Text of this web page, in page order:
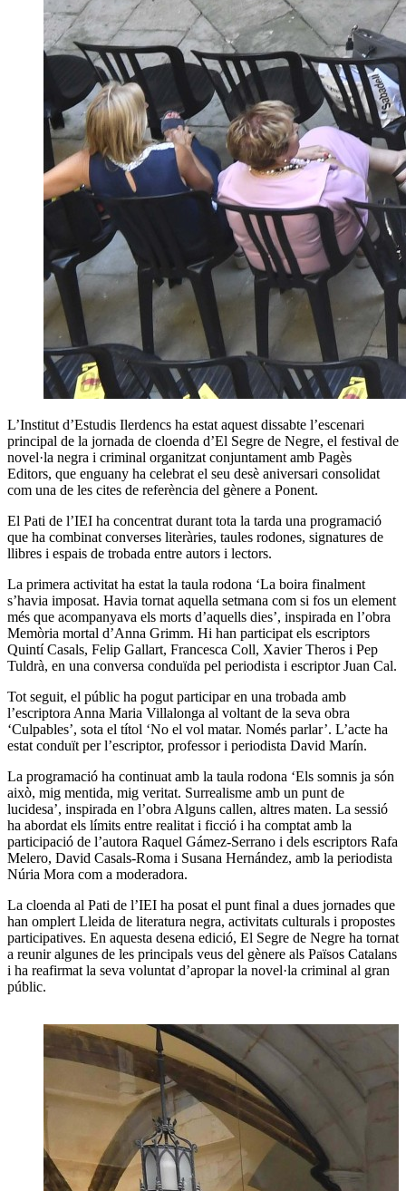
L’Institut d’Estudis Ilerdencs ha estat aquest dissabte l’escenari
principal de la jornada de cloenda d’El Segre de Negre, el festival de
novel·la negra i criminal organitzat conjuntament amb Pagès
Editors, que enguany ha celebrat el seu desè aniversari consolidat
com una de les cites de referència del gènere a Ponent.
El Pati de l’IEI ha concentrat durant tota la tarda una programació
que ha combinat converses literàries, taules rodones, signatures de
llibres i espais de trobada entre autors i lectors.
La primera activitat ha estat la taula rodona ‘La boira finalment
s’havia imposat. Havia tornat aquella setmana com si fos un element
més que acompanyava els morts d’aquells dies’, inspirada en l’obra
Memòria mortal d’Anna Grimm. Hi han participat els escriptors
Quintí Casals, Felip Gallart, Francesca Coll, Xavier Theros i Pep
Tuldrà, en una conversa conduïda pel periodista i escriptor Juan Cal.
Tot seguit, el públic ha pogut participar en una trobada amb
l’escriptora Anna Maria Villalonga al voltant de la seva obra
‘Culpables’, sota el títol ‘No el vol matar. Només parlar’. L’acte ha
estat conduït per l’escriptor, professor i periodista David Marín.
La programació ha continuat amb la taula rodona ‘Els somnis ja són
això, mig mentida, mig veritat. Surrealisme amb un punt de
lucidesa’, inspirada en l’obra Alguns callen, altres maten. La sessió
ha abordat els límits entre realitat i ficció i ha comptat amb la
participació de l’autora Raquel Gámez-Serrano i dels escriptors Rafa
Melero, David Casals-Roma i Susana Hernández, amb la periodista
Núria Mora com a moderadora.
La cloenda al Pati de l’IEI ha posat el punt final a dues jornades que
han omplert Lleida de literatura negra, activitats culturals i propostes
participatives. En aquesta desena edició, El Segre de Negre ha tornat
a reunir algunes de les principals veus del gènere als Països Catalans
i ha reafirmat la seva voluntat d’apropar la novel·la criminal al gran
públic.